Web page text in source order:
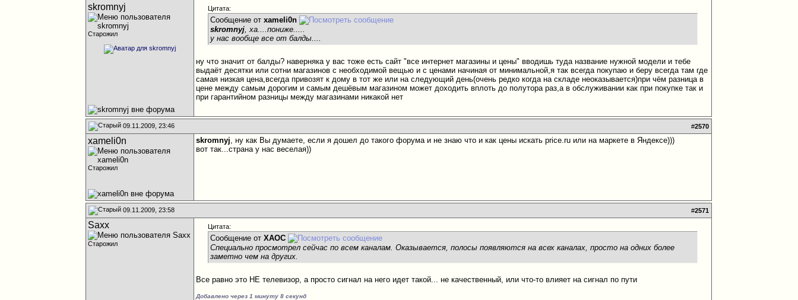
skromnyj
Старожил
Цитата:
Сообщение отxameli0n
skromnyj, ха....пониже.....
у нас вообще все от балды....
ну что значит от балды? наверняка у вас тоже есть сайт "все интернет магазины и цены" вводишь туда название нужной модели и тебе
выдаёт десятки или сотни магазинов с необходимой вещью и с ценами начиная от минимальной,я так всегда покупаю и беру всегда там где
самая низкая цена,всегда привозят к дому в тот же или на следующий день(очень редко когда на складе неоказывается)при чём разница в
цене между самым дорогим и самым дешёвым магазином может доходить вплоть до полутора раз,а в обслуживании как при покупке так и
при гарантийном разницы между магазинами никакой нет
09.11.2009, 23:46 #2570
xameli0n
Старожил
skromnyj, ну как Вы думаете, если я дошел до такого форума и не знаю что и как цены искать price.ru или на маркете в Яндексе)))
вот так...страна у нас веселая))
09.11.2009, 23:58 #2571
Saxx
Старожил
Цитата:
Сообщение отХАОС
Специально просмотрел сейчас по всем каналам. Оказывается, полосы появляются на всех каналах, просто на одних более
заметно чем на других.
Все равно это НЕ телевизор, а просто сигнал на него идет такой... не качественный, или что-то влияет на сигнал по пути
Добавлено через 1 минуту 8 секунд